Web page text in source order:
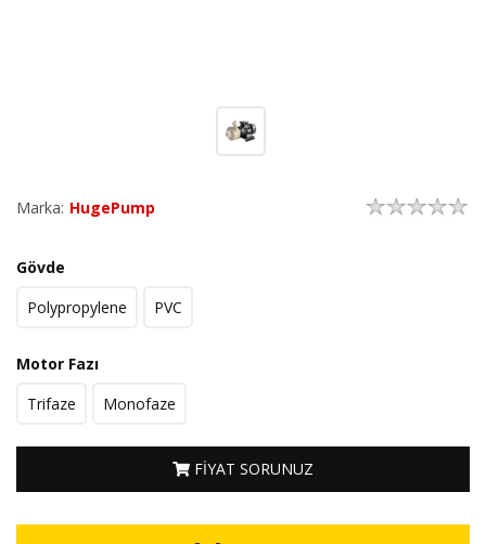
Marka: HugePump
Gövde
Polypropylene
PVC
Motor Fazı
Trifaze
Monofaze
FİYAT SORUNUZ